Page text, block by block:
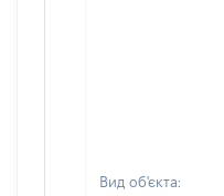
Вид об'єкта: